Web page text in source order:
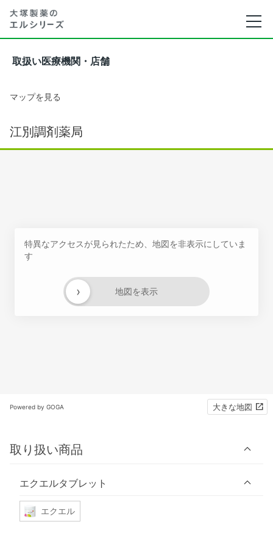
取扱い医療機関・店舗
マップを見る
江別調剤薬局
特異なアクセスが見られたため、地図を非表示にしていま
す
地図を表示
›
Powered by GOGA 大きな地図
取り扱い商品
エクエルタブレット
エクエル